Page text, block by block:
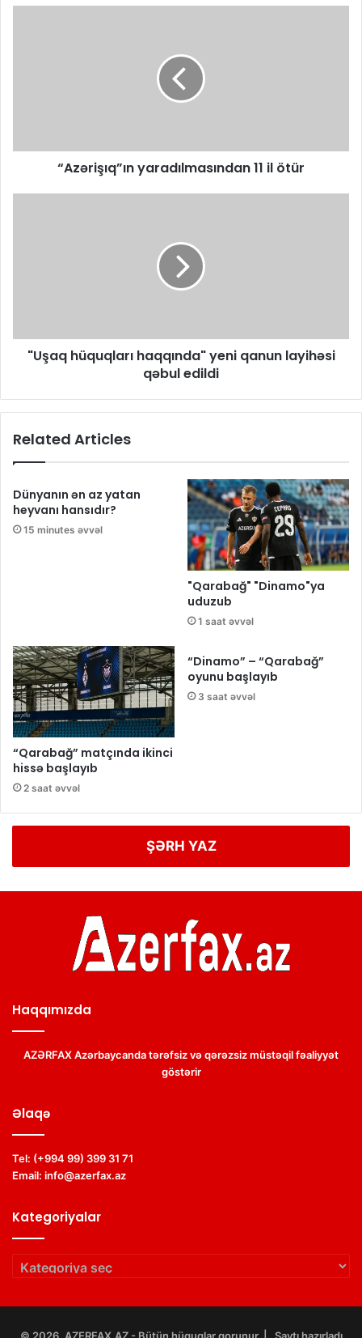
“Azərişıq”ın yaradılmasından 11 il ötür
"Uşaq hüquqları haqqında" yeni qanun layihəsi
qəbul edildi
Related Articles
Dünyanın ən az yatan
heyvanı hansıdır?
15 minutes əvvəl
"Qarabağ" "Dinamo"ya
uduzub
1 saat əvvəl
“Qarabağ” matçında ikinci
hissə başlayıb
2 saat əvvəl
“Dinamo” – “Qarabağ”
oyunu başlayıb
3 saat əvvəl
ŞƏRH YAZ
Haqqımızda
AZƏRFAX Azərbaycanda tərəfsiz və qərəzsiz müstəqil fəaliyyət
göstərir
Əlaqə
Tel: (+994 99) 399 31 71
Email: info@azerfax.az
Kategoriyalar
Kategoriyalar